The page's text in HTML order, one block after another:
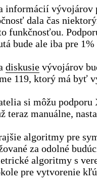
informácií vývojárov
dala čas
funkčnosťou.
bude ale iba pre
diskusie vývojárov
119, ktorý má byť
si môžu podporu
teraz manuálne,
algoritmy pre
za odolné
algoritmy s
pre vytvorenie